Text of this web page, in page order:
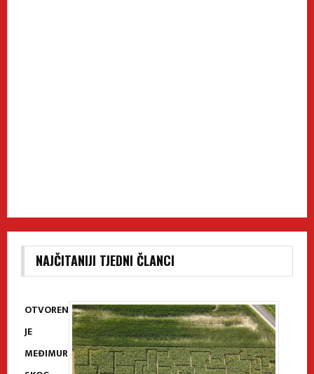
NAJČITANIJI TJEDNI ČLANCI
OTVOREN
JE
MEĐIMUR